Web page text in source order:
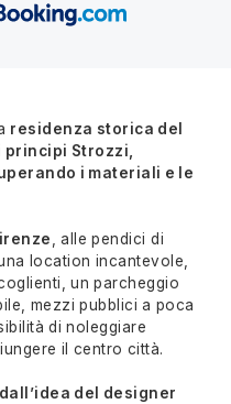
residenza storica del
principi Strozzi,
i materiali e le
, alle pendici di
location incantevole,
un parcheggio
mezzi pubblici a poca
di noleggiare
il centro città.
del designer